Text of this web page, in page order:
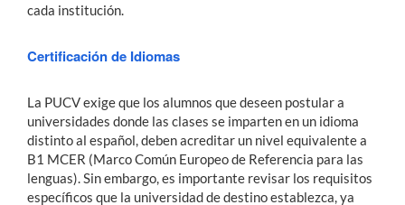
cada institución.
Certificación de Idiomas
La PUCV exige que los alumnos que deseen postular a
universidades donde las clases se imparten en un idioma
distinto al español, deben acreditar un nivel equivalente a
B1 MCER (Marco Común Europeo de Referencia para las
lenguas). Sin embargo, es importante revisar los requisitos
específicos que la universidad de destino establezca, ya